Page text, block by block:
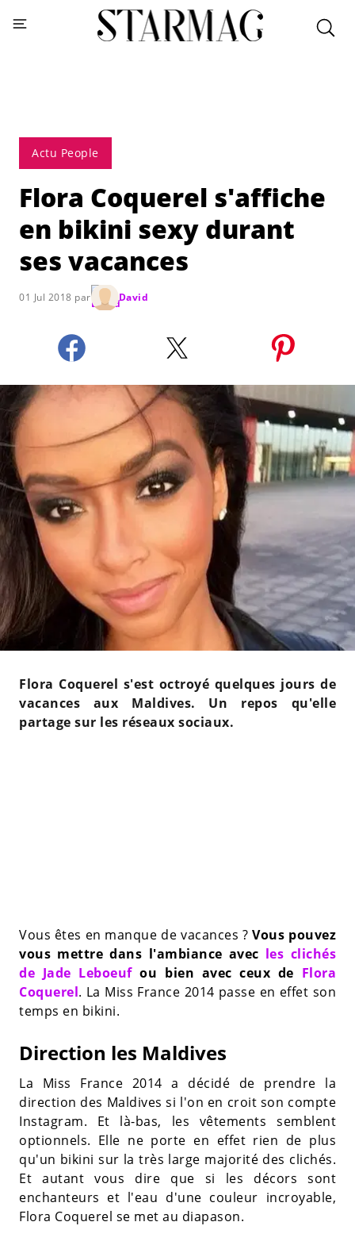
Actu People
Flora Coquerel s'affiche
en bikini sexy durant
ses vacances
01 Jul 2018 par David
Flora Coquerel s'est octroyé quelques jours de
vacances aux Maldives. Un repos qu'elle
partage sur les réseaux sociaux.
Vous êtes en manque de vacances ?Vous pouvez
vous mettre dans l'ambiance avec les clichés
de Jade Leboeufou bien avec ceux de Flora
Coquerel. La Miss France 2014 passe en effet son
temps en bikini.
Direction les Maldives
La Miss France 2014 a décidé de prendre la
direction des Maldives si l'on en croit son compte
Instagram. Et là-bas, les vêtements semblent
optionnels. Elle ne porte en effet rien de plus
qu'un bikini sur la très large majorité des clichés.
Et autant vous dire que si les décors sont
enchanteurs et l'eau d'une couleur incroyable,
Flora Coquerel se met au diapason.